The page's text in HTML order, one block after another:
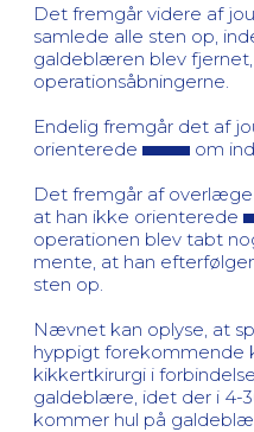
Det fremgår videre af
samlede alle sten op,
galdeblæren blev
operationsåbningerne.
Endelig fremgår det af
orienterede
om
Det fremgår af overlæge
at han ikke orienterede
operationen blev tabt
mente, at han
sten op.
Nævnet kan oplyse, at
hyppigt forekommende
kikkertkirurgi i
galdeblære, idet der i 4-
kommer hul på